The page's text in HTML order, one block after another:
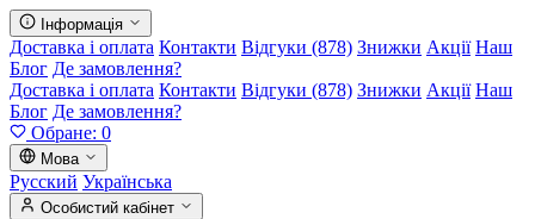
Інформація
Доставка і оплата Контакти Відгуки (878) Знижки Акції Наш
Блог Де замовлення?
Доставка і оплата Контакти Відгуки (878) Знижки Акції Наш
Блог Де замовлення?
Обране: 0
Мова
Русский Українська
Особистий кабінет